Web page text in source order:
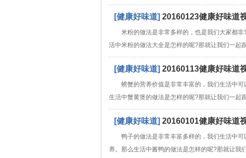
[健康好味道] 20160123健康好味道
米粉的做法是非常多样的，也是我们大家都
活中米粉的做法大全是怎样的呢?那就让我们一起
[健康好味道] 20160113健康好味道
螃蟹的营养价值是非常丰富的，我们生活中
生活中蟹黄煲的做法是怎样的呢?那就让我们一起
[健康好味道] 20160101健康好味道
鸭子的做法是非常丰富多样的，我们生活中
养。那么生活中酱鸭的做法是怎样的呢?那就让我